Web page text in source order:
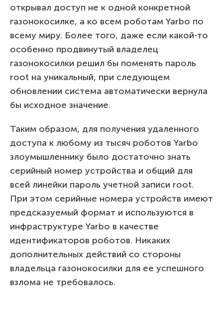
открывал доступ не к одной конкретной
газонокосилке, а ко всем роботам Yarbo по
всему миру. Более того, даже если какой-то
особенно продвинутый владелец
газонокосилки решил бы поменять пароль
root на уникальный, при следующем
обновлении система автоматически вернула
бы исходное значение.
Таким образом, для получения удаленного
доступа к любому из тысяч роботов Yarbo
злоумышленнику было достаточно знать
серийный номер устройства и общий для
всей линейки пароль учетной записи root.
При этом серийные номера устройств имеют
предсказуемый формат и используются в
инфраструктуре Yarbo в качестве
идентификаторов роботов. Никаких
дополнительных действий со стороны
владельца газонокосилки для ее успешного
взлома не требовалось.